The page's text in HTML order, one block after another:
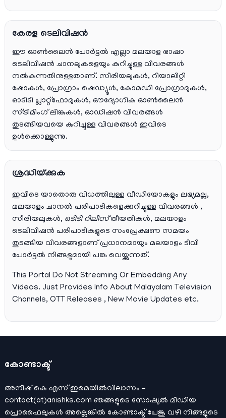
കേരള ടെലിവിഷൻ
ഈ ഓൺലൈൻ പോർട്ടൽ എല്ലാ മലയാള ഭാഷാ
ടെലിവിഷൻ ചാനലുകളെയും കുറിച്ചുള്ള വിവരങ്ങൾ
നൽകുന്നതിനുള്ളതാണ്. സീരിയലുകൾ, റിയാലിറ്റി
ഷോകൾ, പ്രോഗ്രാം ഷെഡ്യൂൾ, കോമഡി പ്രോഗ്രാമുകൾ,
ഓടിടി പ്ലാറ്റ്‌ഫോമുകൾ, ഔദ്യോഗിക ഓൺലൈൻ
സ്ട്രീമിംഗ് ലിങ്കുകൾ, ഓഡിഷൻ വിവരങ്ങൾ
തുടങ്ങിയവയെ കുറിച്ചുള്ള വിവരങ്ങൾ ഇവിടെ
ഉൾക്കൊള്ളുന്നു.
ശ്രദ്ധിയ്ക്കുക
ഇവിടെ യാതൊരു വിധത്തിലുള്ള വീഡിയോകളും ലഭ്യമല്ല,
മലയാളം ചാനല്‍ പരിപാടികളെക്കുറിച്ചുള്ള വിവരങ്ങള്‍ ,
സീരിയലുകള്‍, ഒടിടി റിലീസ്തീയതികള്‍, മലയാളം
ടെലിവിഷന്‍ പരിപാടികളുടെ സംപ്രേക്ഷണ സമയം
തുടങ്ങിയ വിവരങ്ങളാണ് പ്രധാനമായും മലയാളം ടിവി
പോര്‍ട്ടല്‍ നിങ്ങളുമായി പങ്കു വെയ്ക്കുന്നത്.
This Portal Do Not Streaming Or Embedding Any
Videos. Just Provides Info About Malayalam Television
Channels, OTT Releases , New Movie Updates etc.
കോണ്ടാക്ട്
അനീഷ്‌ കെ എസ് ഇമെയില്‍വിലാസം –
contact(at)anishks.com ഞങ്ങളുടെ സോഷ്യല്‍ മീഡിയ
പ്രൊഫൈലുകള്‍ അല്ലെങ്കില്‍ കോണ്ടാക്ട്പേജു വഴി നിങ്ങളുടെ